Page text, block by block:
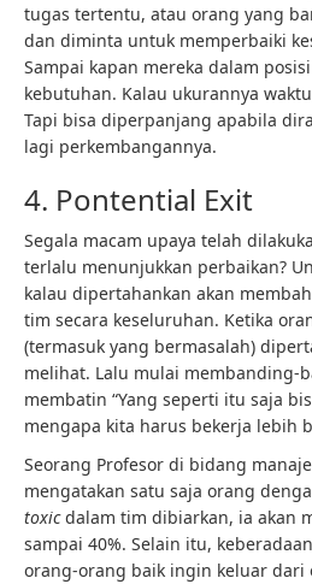
tugas tertentu, atau orang yang
dan diminta untuk memperbaiki
Sampai kapan mereka dalam
kebutuhan. Kalau ukurannya
Tapi bisa diperpanjang apabila
lagi perkembangannya.
4. Pontential Exit
Segala macam upaya telah
terlalu menunjukkan perbaikan?
kalau dipertahankan akan
tim secara keseluruhan. Ketika
(termasuk yang bermasalah)
melihat. Lalu mulai membanding-
membatin “Yang seperti itu saja
mengapa kita harus bekerja lebih
Seorang Profesor di bidang
mengatakan satu saja orang
toxicdalam tim dibiarkan, ia akan
sampai 40%. Selain itu,
orang-orang baik ingin keluar dari